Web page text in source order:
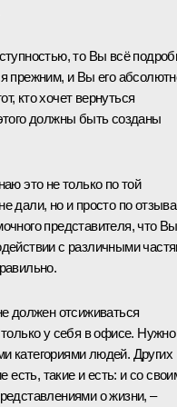
то Вы всё
прежним, и Вы его
кто хочет вернуться
должны быть созданы
это не только по той
дали, но и просто по
представителя, что Вы
с различными
должен отсиживаться
у себя в офисе. Нужно
категориями людей. Других
есть, такие и есть: и со
о жизни, –